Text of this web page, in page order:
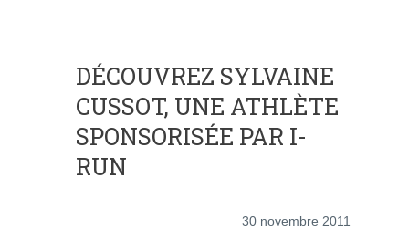
DÉCOUVREZ SYLVAINE
CUSSOT, UNE ATHLÈTE
SPONSORISÉE PAR I-
RUN
30 novembre 2011